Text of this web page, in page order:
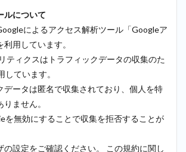
ルについて
によるアクセス解析ツール「Googleア
用しています。
ティクスはトラフィックデータの収集のた
ています。
データは匿名で収集されており、個人を特
ません。
を無効にすることで収集を拒否することが
の設定をご確認ください。 この規約に関し